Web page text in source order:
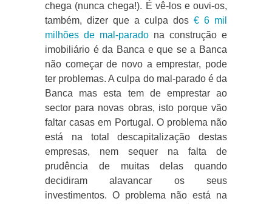
chega (nunca chega!). É vê-los e ouvi-os,
também, dizer que a culpa dos € 6 mil
milhões de mal-parado na construção e
imobiliário é da Banca e que se a Banca
não começar de novo a emprestar, pode
ter problemas. A culpa do mal-parado é da
Banca mas esta tem de emprestar ao
sector para novas obras, isto porque vão
faltar casas em Portugal. O problema não
está na total descapitalização destas
empresas, nem sequer na falta de
prudência de muitas delas quando
decidiram alavancar os seus
investimentos. O problema não está na